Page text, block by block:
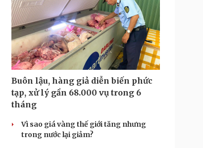
Buôn lậu, hàng giả diễn biến phức
tạp, xử lý gần 68.000 vụ trong 6
tháng
Vì sao giá vàng thế giới tăng nhưng
trong nước lại giảm?